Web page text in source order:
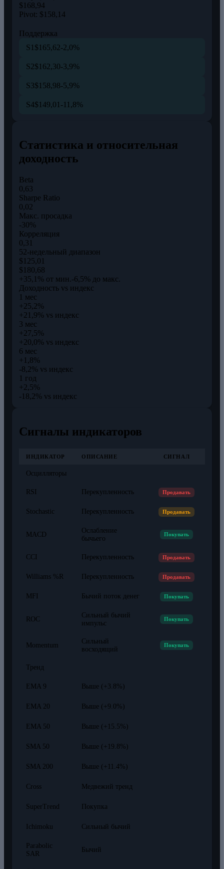
$168,94
Pivot: $158,14
Поддержка
S1 $165,62-2,0%
S2$162,30-3,9%
S3$158,98-5,9%
S4$149,01 -11,8%
Статистика и относительная
доходность
Beta
0,63
Sharpe Ratio
0,02
Макс. просадка
-30%
Корреляция
0,31
52-недельный диапазон
$125,01
$180,68
+35,1% от мин.-6,5% до макс.
Доходность vs индекс
1 мес
+25,2%
+21,9% vs индекс
3 мес
+27,5%
+20,0% vs индекс
6 мес
+1,8%
-8,2% vs индекс
1 год
+2,5%
-18,2% vs индекс
Сигналы индикаторов
ИНДИКАТОР ОПИСАНИЕ СИГНАЛ
Осцилляторы
RSI Перекупленность Продавать
Stochastic Перекупленность Продавать
MACD
Ослабление
бычьего
Покупать
CCI Перекупленность Продавать
Williams %R Перекупленность Продавать
MFI Бычий поток денег Покупать
ROC
Сильный бычий
импульс
Покупать
Momentum
Сильный
восходящий
Покупать
Тренд
EMA 9 Выше (+3.8%)
EMA 20 Выше (+9.0%)
EMA 50 Выше (+15.5%)
SMA 50 Выше (+19.8%)
SMA 200 Выше (+11.4%)
Cross Медвежий тренд
SuperTrend Покупка
Ichimoku Сильный бычий
Parabolic
SAR
Бычий